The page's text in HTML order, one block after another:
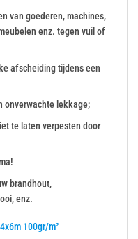
van goederen, machines,
enz. tegen vuil of
afscheiding tijdens een
onverwachte lekkage;
te laten verpesten door
brandhout,
enz.
100gr/m²